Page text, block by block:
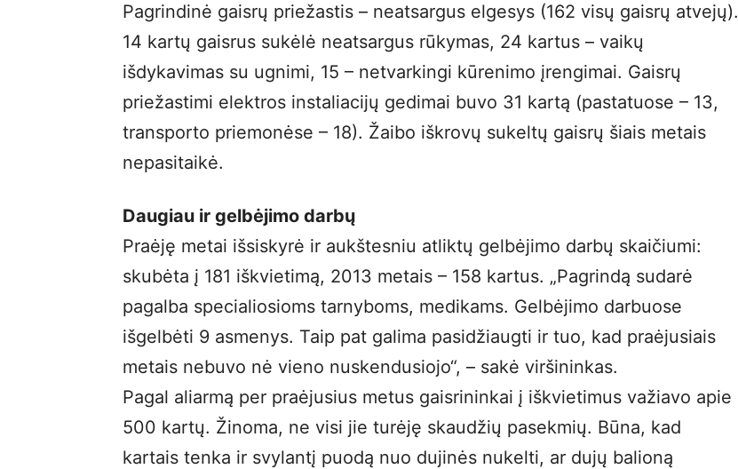
Pagrindinė gaisrų priežastis – neatsargus elgesys (162 visų gaisrų atvejų).
14 kartų gaisrus sukėlė neatsargus rūkymas, 24 kartus – vaikų
išdykavimas su ugnimi, 15 – netvarkingi kūrenimo įrengimai. Gaisrų
priežastimi elektros instaliacijų gedimai buvo 31 kartą (pastatuose – 13,
transporto priemonėse – 18). Žaibo iškrovų sukeltų gaisrų šiais metais
nepasitaikė.
Daugiau ir gelbėjimo darbų
Praėję metai išsiskyrė ir aukštesniu atliktų gelbėjimo darbų skaičiumi:
skubėta į 181 iškvietimą, 2013 metais – 158 kartus. „Pagrindą sudarė
pagalba specialiosioms tarnyboms, medikams. Gelbėjimo darbuose
išgelbėti 9 asmenys. Taip pat galima pasidžiaugti ir tuo, kad praėjusiais
metais nebuvo nė vieno nuskendusiojo“, – sakė viršininkas.
Pagal aliarmą per praėjusius metus gaisrininkai į iškvietimus važiavo apie
500 kartų. Žinoma, ne visi jie turėję skaudžių pasekmių. Būna, kad
kartais tenka ir svylantį puodą nuo dujinės nukelti, ar dujų balioną